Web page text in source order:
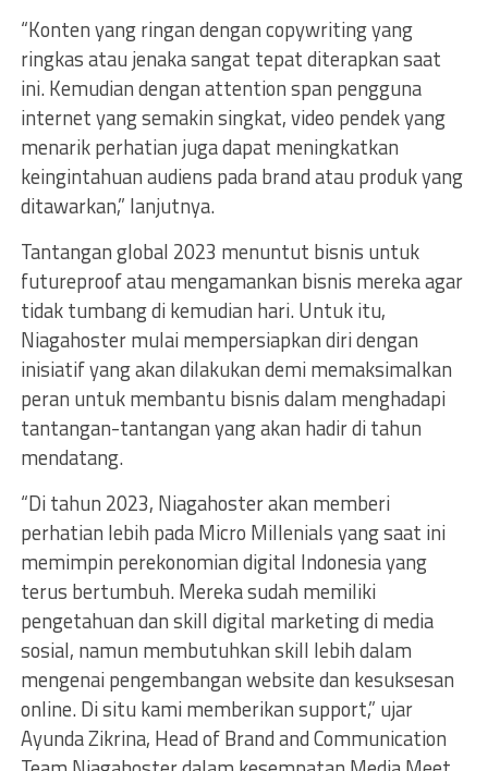
“Konten yang ringan dengan copywriting yang
ringkas atau jenaka sangat tepat diterapkan saat
ini. Kemudian dengan attention span pengguna
internet yang semakin singkat, video pendek yang
menarik perhatian juga dapat meningkatkan
keingintahuan audiens pada brand atau produk yang
ditawarkan,” lanjutnya.
Tantangan global 2023 menuntut bisnis untuk
futureproof atau mengamankan bisnis mereka agar
tidak tumbang di kemudian hari. Untuk itu,
Niagahoster mulai mempersiapkan diri dengan
inisiatif yang akan dilakukan demi memaksimalkan
peran untuk membantu bisnis dalam menghadapi
tantangan-tantangan yang akan hadir di tahun
mendatang.
“Di tahun 2023, Niagahoster akan memberi
perhatian lebih pada Micro Millenials yang saat ini
memimpin perekonomian digital Indonesia yang
terus bertumbuh. Mereka sudah memiliki
pengetahuan dan skill digital marketing di media
sosial, namun membutuhkan skill lebih dalam
mengenai pengembangan website dan kesuksesan
online. Di situ kami memberikan support,” ujar
Ayunda Zikrina, Head of Brand and Communication